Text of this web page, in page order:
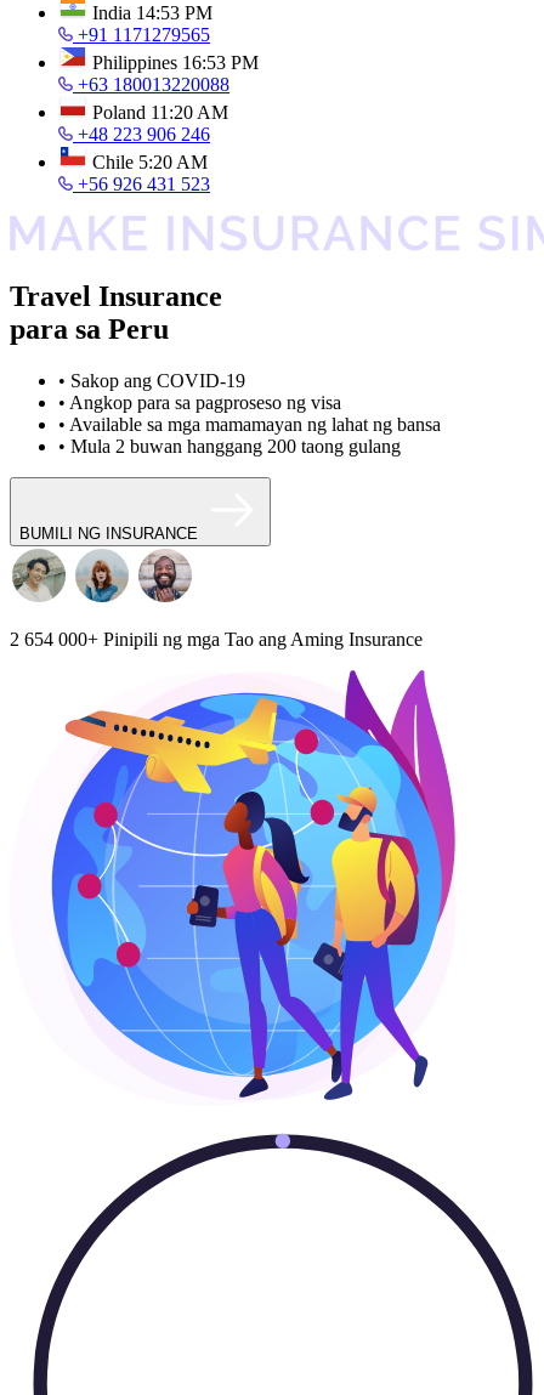
India 14:53 PM
+91 1171279565
Philippines 16:53 PM
+63 180013220088
Poland 11:20 AM
+48 223 906 246
Chile 5:20 AM
+56 926 431 523
Travel Insurance
para sa Peru
• Sakop ang COVID-19
• Angkop para sa pagproseso ng visa
• Available sa mga mamamayan ng lahat ng bansa
• Mula 2 buwan hanggang 200 taong gulang
BUMILI NG INSURANCE
2 654 000+ Pinipili ng mga Tao ang Aming Insurance